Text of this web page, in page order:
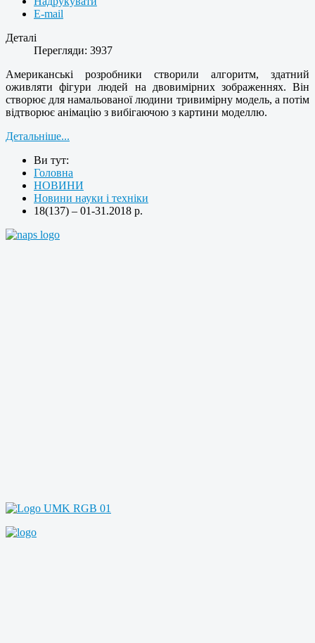
E-mail
Деталі
Перегляди: 3937
Американські розробники створили алгоритм, здатний
оживляти фігури людей на двовимірних зображеннях. Він
створює для намальованої людини тривимірну модель, а потім
відтворює анімацію з вибігаючою з картини моделлю.
Детальніше...
Ви тут:
Головна
НОВИНИ
Новини науки і техніки
18(137) – 01-31.2018 р.